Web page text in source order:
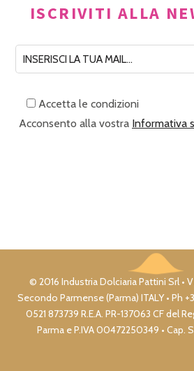
ISCRIVITI ALLA
Accetta le condizioni
Acconsento alla vostra Informativa
© 2016 Industria Dolciaria Pattini Srl •
Secondo Parmense (Parma) ITALY • Ph
0521 873739 R.E.A. PR-137063 CF del
Parma e P.IVA 00472250349 •